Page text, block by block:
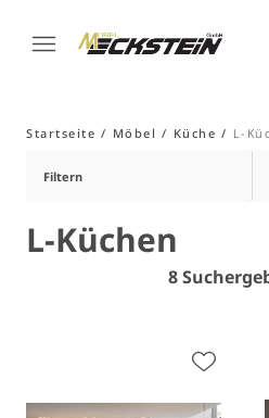
Startseite Möbel Küche L-
Filtern
L-Küchen
8